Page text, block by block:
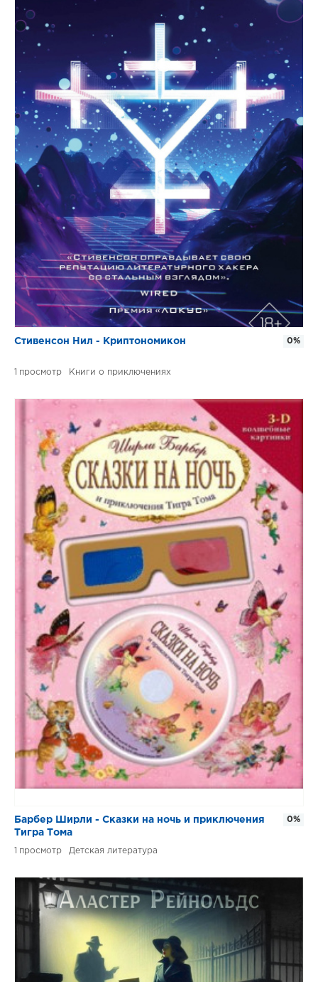
Стивенсон Нил - Криптономикон
Книги о приключениях
0%
Барбер Ширли - Сказки на ночь и приключения
Тигра Тома
1 Детская литература
0%